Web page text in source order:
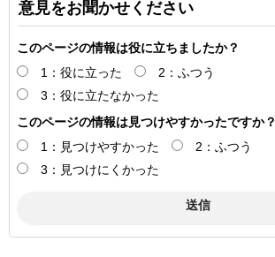
意見をお聞かせください
このページの情報は役に立ちましたか？
1：役に立った
2：ふつう
3：役に立たなかった
このページの情報は見つけやすかったですか？
1：見つけやすかった
2：ふつう
3：見つけにくかった